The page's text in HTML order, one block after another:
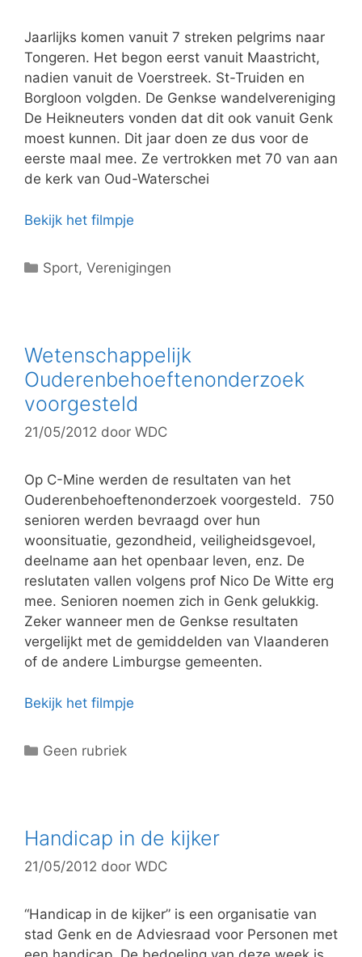
ë
n
Jaarlijks komen vanuit 7 streken pelgrims naar
Tongeren. Het begon eerst vanuit Maastricht,
nadien vanuit de Voerstreek. St-Truiden en
Borgloon volgden. De Genkse wandelvereniging
De Heikneuters vonden dat dit ook vanuit Genk
moest kunnen. Dit jaar doen ze dus voor de
eerste maal mee. Ze vertrokken met 70 van aan
de kerk van Oud-Waterschei
Bekijk het filmpje
C
g
o
r
i
e
Sport,Verenigingen
Wetenschappelijk
Ouderenbehoeftenonderzoek
voorgesteld
21/05/2012 door WDC
Op C-Mine werden de resultaten van het
Ouderenbehoeftenonderzoek voorgesteld. 750
senioren werden bevraagd over hun
woonsituatie, gezondheid, veiligheidsgevoel,
deelname aan het openbaar leven, enz. De
reslutaten vallen volgens prof Nico De Witte erg
mee. Senioren noemen zich in Genk gelukkig.
Zeker wanneer men de Genkse resultaten
vergelijkt met de gemiddelden van Vlaanderen
of de andere Limburgse gemeenten.
Bekijk het filmpje
C
g
o
r
e
ë
n
Geen rubriek
Handicap in de kijker
21/05/2012 door WDC
“Handicap in de kijker” is een organisatie van
stad Genk en de Adviesraad voor Personen met